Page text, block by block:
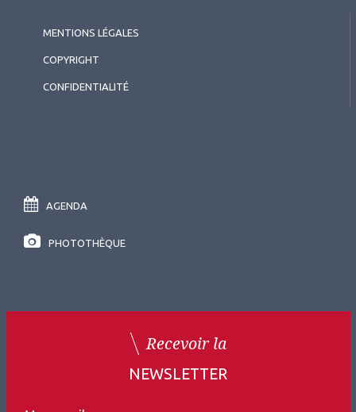
myopes
MENTIONS LÉGALES
COPYRIGHT
CONFIDENTIALITÉ
AGENDA
PHOTOTHÈQUE
Recevoir la
NEWSLETTER